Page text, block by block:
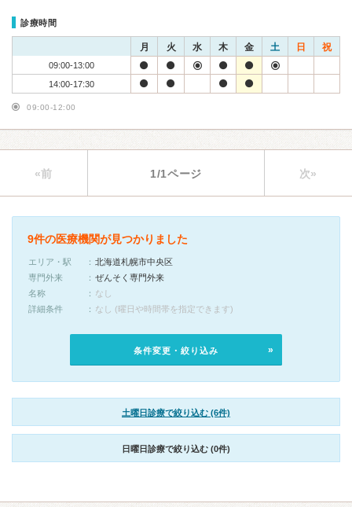
診療時間
月 火 水 木 金 土 日 祝
09:00-13:00
14:00-17:30
09:00-12:00
«前 1/1ページ 次»
9件の医療機関が見つかりました
エリア・駅
北海道札幌市中央区
専門外来
ぜんそく専門外来
名称
なし
詳細条件
なし (曜日や時間帯を指定できます)
条件変更・絞り込み
土曜日診療で絞り込む (6件)
日曜日診療で絞り込む (0件)